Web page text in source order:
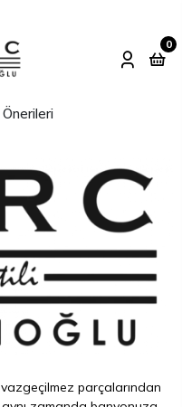
0
vazgeçilmez parçalarından